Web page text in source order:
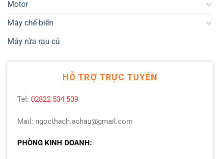
Motor
Máy chế biến
Máy rửa rau củ
HỖ TRỢ TRỰC TUYẾN
Tel: 02822 534 509
Mail: ngocthach.achau@gmail.com
PHÒNG KINH DOANH: